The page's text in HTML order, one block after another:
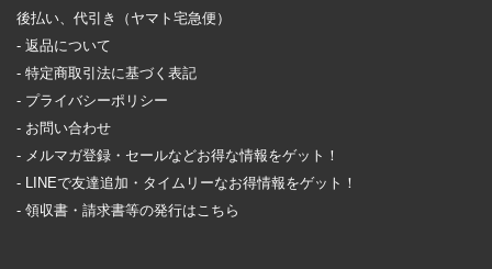
後払い、代引き（ヤマト宅急便）
返品について
特定商取引法に基づく表記
プライバシーポリシー
お問い合わせ
メルマガ登録・セールなどお得な情報をゲット！
LINEで友達追加・タイムリーなお得情報をゲット！
領収書・請求書等の発行はこちら